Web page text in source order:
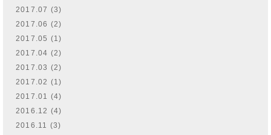
2017.07 (3)
2017.06 (2)
2017.05 (1)
2017.04 (2)
2017.03 (2)
2017.02 (1)
2017.01 (4)
2016.12 (4)
2016.11 (3)